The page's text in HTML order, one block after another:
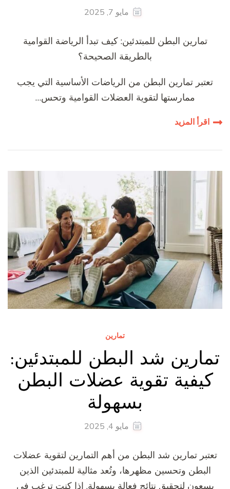
مايو 7, 2025
تمارين البطن للمبتدئين: كيف تبدأ الرياضة القوامية
بالطريقة الصحيحة؟
تعتبر تمارين البطن من الرياضات الأساسية التي يجب
ممارستها لتقوية العضلات القوامية وتحس…
اقرأ المزيد
تمارين
تمارين شد البطن للمبتدئين:
كيفية تقوية عضلات البطن
بسهولة
مايو 4, 2025
تعتبر تمارين شد البطن من أهم التمارين لتقوية عضلات
البطن وتحسين مظهرها، وتُعد مثالية للمبتدئين الذين
يسعون لتحقيق نتائج فعالة بسهولة. إذا كنت ترغب في